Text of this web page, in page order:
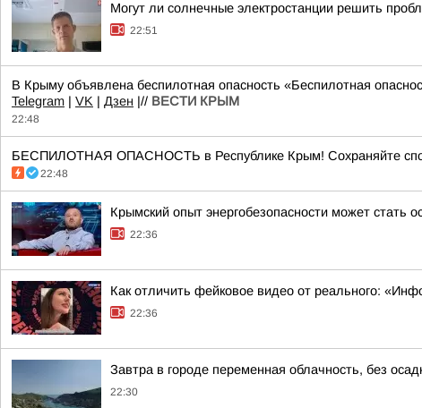
Могут ли солнечные электростанции решить
22:51
В Крыму объявлена беспилотная опасность «Беспилотная
Telegram | VK | Дзен |// ВЕСТИ КРЫМ
22:48
БЕСПИЛОТНАЯ ОПАСНОСТЬ в Республике Крым! Сохраняйте
22:48
Крымский опыт энергобезопасности может
22:36
Как отличить фейковое видео от реального:
22:36
Завтра в городе переменная облачность, без
22:30